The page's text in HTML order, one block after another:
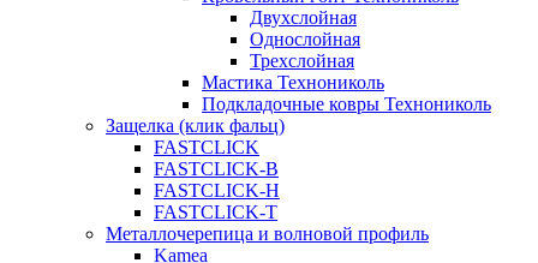
Двухслойная
Однослойная
Трехслойная
Мастика Технониколь
Подкладочные ковры Технониколь
Защелка (клик фальц)
FASTCLICK
FASTCLICK-B
FASTCLICK-H
FASTCLICK-T
Металлочерепица и волновой профиль
Kamea